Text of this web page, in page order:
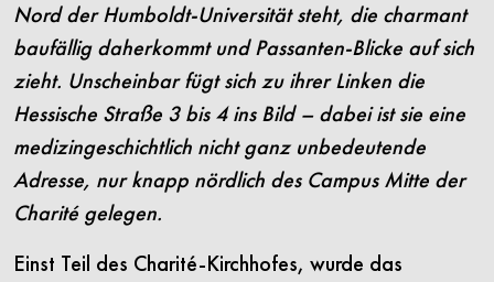
Nord der Humboldt-Universität steht, die charmant
baufällig daherkommt und Passanten-Blicke auf sich
zieht. Unscheinbar fügt sich zu ihrer Linken die
Hessische Straße 3 bis 4 ins Bild – dabei ist sie eine
medizingeschichtlich nicht ganz unbedeutende
Adresse, nur knapp nördlich des Campus Mitte der
Charité gelegen.
Einst Teil des Charité-Kirchhofes, wurde das